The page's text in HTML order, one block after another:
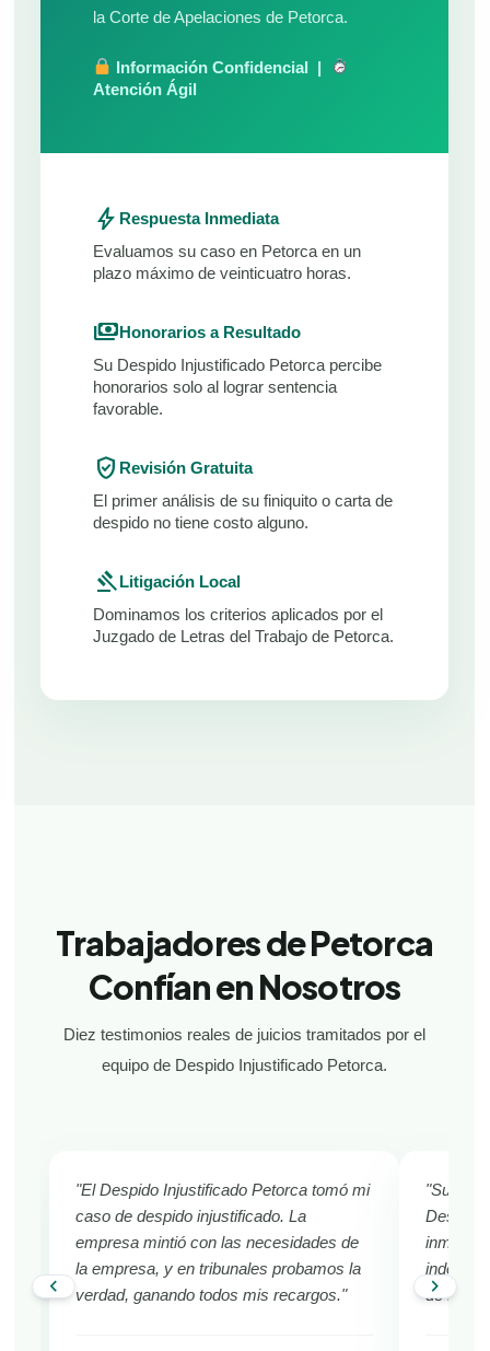
la Corte de Apelaciones de Petorca.
Información Confidencial |
Atención Ágil
bolt Respuesta Inmediata
Evaluamos su caso en Petorca en un
plazo máximo de veinticuatro horas.
paymentsHonorarios a Resultado
Su Despido Injustificado Petorca percibe
honorarios solo al lograr sentencia
favorable.
verified_user Revisión Gratuita
El primer análisis de su finiquito o carta de
despido no tiene costo alguno.
gavelLitigación Local
Dominamos los criterios aplicados por el
Juzgado de Letras del Trabajo de Petorca.
Trabajadores de Petorca
Confían en Nosotros
Diez testimonios reales de juicios tramitados por el
equipo de Despido Injustificado Petorca.
chevron_left
"El Despido Injustificado Petorca tomó mi
caso de despido injustificado. La
empresa mintió con las necesidades de
la empresa, y en tribunales probamos la
verdad, ganando todos mis recargos."
"Sufría
Despido
de
chevron_right